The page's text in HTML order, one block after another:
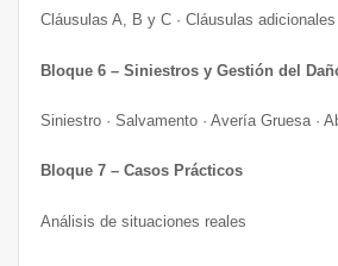
Cláusulas A, B y C · Cláusulas adicionales
Bloque 6 – Siniestros y Gestión del
Siniestro · Salvamento · Avería Gruesa ·
Bloque 7 – Casos Prácticos
Análisis de situaciones reales